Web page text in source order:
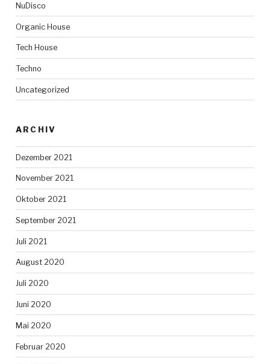
NuDisco
Organic House
Tech House
Techno
Uncategorized
ARCHIV
Dezember 2021
November 2021
Oktober 2021
September 2021
Juli 2021
August 2020
Juli 2020
Juni 2020
Mai 2020
Februar 2020